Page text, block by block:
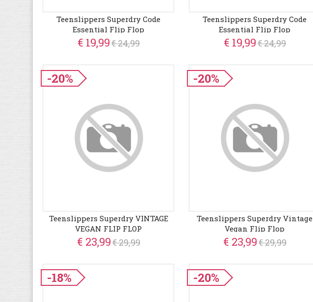
Teenslippers Superdry Code
Essential Flip Flop
€ 19,99€ 24,99
Teenslippers Superdry Code
Essential Flip Flop
€ 19,99€ 24,99
-20%
Teenslippers Superdry VINTAGE
VEGAN FLIP FLOP
€ 23,99€ 29,99
-20%
Teenslippers Superdry Vintage
Vegan Flip Flop
€ 23,99€ 29,99
-18% -20%